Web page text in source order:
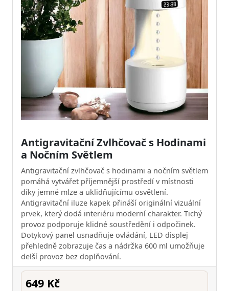
Antigravitační Zvlhčovač s Hodinami
a Nočním Světlem
Antigravitační zvlhčovač s hodinami a nočním světlem
pomáhá vytvářet příjemnější prostředí v místnosti
díky jemné mlze a uklidňujícímu osvětlení.
Antigravitační iluze kapek přináší originální vizuální
prvek, který dodá interiéru moderní charakter. Tichý
provoz podporuje klidné soustředění i odpočinek.
Dotykový panel usnadňuje ovládání, LED displej
přehledně zobrazuje čas a nádržka 600 ml umožňuje
delší provoz bez doplňování.
649 Kč